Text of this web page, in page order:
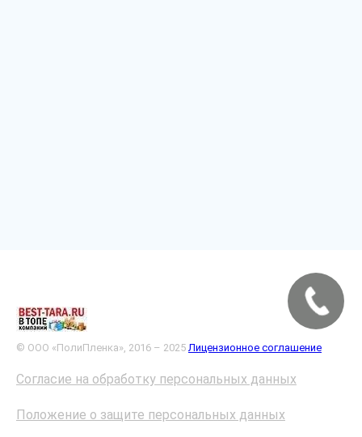
© ООО «ПолиПленка», 2016 – 2025 Лицензионное соглашение
Согласие на обработку персональных данных
Положение о защите персональных данных